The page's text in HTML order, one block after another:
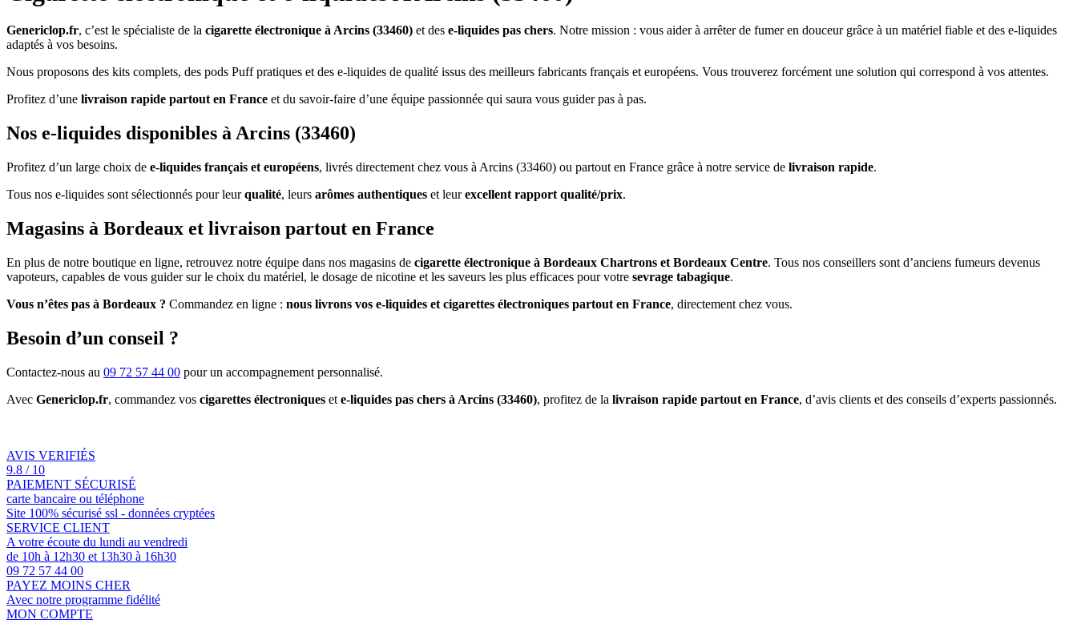
Genericlop.fr, c’est le spécialiste de la cigarette électronique à Arcins (33460) et des e-liquides pas chers. Notre mission : vous aider à arrêter de fumer en douceur grâce à un matériel fiable et des e-liquides
adaptés à vos besoins.
Nous proposons des kits complets, des pods Puff pratiques et des e-liquides de qualité issus des meilleurs fabricants français et européens. Vous trouverez forcément une solution qui correspond à vos attentes.
Profitez d’une livraison rapide partout en France et du savoir-faire d’une équipe passionnée qui saura vous guider pas à pas.
Nos e-liquides disponibles à Arcins (33460)
Profitez d’un large choix de e-liquides français et européens, livrés directement chez vous à Arcins (33460) ou partout en France grâce à notre service de livraison rapide.
Tous nos e-liquides sont sélectionnés pour leurqualité, leurs arômes authentiques et leurexcellent rapport qualité/prix.
Magasins à Bordeaux et livraison partout en France
En plus de notre boutique en ligne, retrouvez notre équipe dans nos magasins de cigarette électronique à Bordeaux Chartrons et Bordeaux Centre. Tous nos conseillers sont d’anciens fumeurs devenus
vapoteurs, capables de vous guider sur le choix du matériel, le dosage de nicotine et les saveurs les plus efficaces pour votre sevrage tabagique.
Vous n’êtes pas à Bordeaux ? Commandez en ligne : nous livrons vos e-liquides et cigarettes électroniques partout en France, directement chez vous.
Besoin d’un conseil ?
Contactez-nous au 09 72 57 44 00 pour un accompagnement personnalisé.
Avec Genericlop.fr, commandez vos cigarettes électroniques et e-liquides pas chers à Arcins (33460), profitez de la livraison rapide partout en France, d’avis clients et des conseils d’experts passionnés.
AVIS VERIFIÉS
9.8 / 10
PAIEMENT SÉCURISÉ
carte bancaire ou téléphone
Site 100% sécurisé ssl - données cryptées
SERVICE CLIENT
A votre écoute du lundi au vendredi
de 10h à 12h30 et 13h30 à 16h30
09 72 57 44 00
PAYEZ MOINS CHER
Avec notre programme fidélité
MON COMPTE